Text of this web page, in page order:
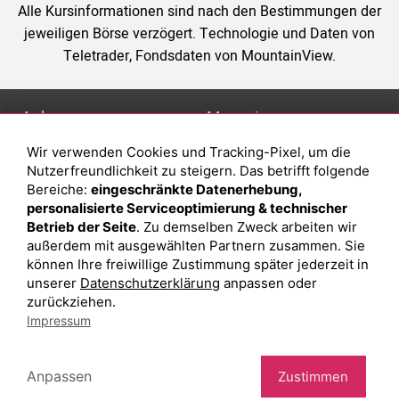
Alle Kursinformationen sind nach den Bestimmungen der
jeweiligen Börse verzögert. Technologie und Daten von
Teletrader, Fondsdaten von MountainView.
Anlage
Depot eröffnen
Depot vergleichen
Junior Depot
Top-Seller-Fonds
Top-Fonds
Fonds-Suche
Magazin
Was sind sind ETFs?
Sparplan Vorteile
Was ist ein Fonds?
Datenschutzerklärung
Wir verwenden Cookies und Tracking-Pixel, um die
Nutzerfreundlichkeit zu steigern. Das betrifft folgende
Bereiche: eingeschränkte Datenerhebung,
personalisierte Serviceoptimierung & technischer
Betrieb der Seite. Zu demselben Zweck arbeiten wir
außerdem mit ausgewählten Partnern zusammen. Sie
können Ihre freiwillige Zustimmung später jederzeit in
unserer Datenschutzerklärung anpassen oder
zurückziehen.
Impressum
Anpassen Zustimmen